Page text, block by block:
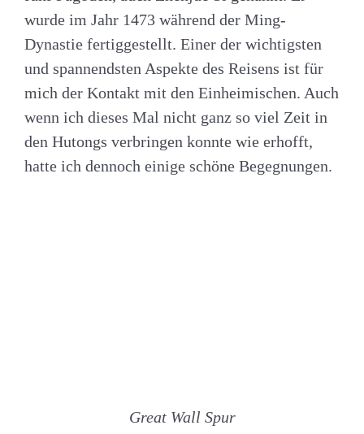
wurde im Jahr 1473 während der Ming-
Dynastie fertiggestellt. Einer der wichtigsten
und spannendsten Aspekte des Reisens ist für
mich der Kontakt mit den Einheimischen. Auch
wenn ich dieses Mal nicht ganz so viel Zeit in
den Hutongs verbringen konnte wie erhofft,
hatte ich dennoch einige schöne Begegnungen.
Great Wall Spur